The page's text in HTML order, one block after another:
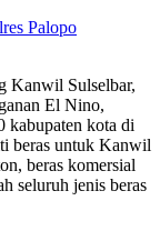
Palopo
Kanwil Sulselbar,
El Nino,
kabupaten kota di
beras untuk Kanwil
beras komersial
seluruh jenis beras